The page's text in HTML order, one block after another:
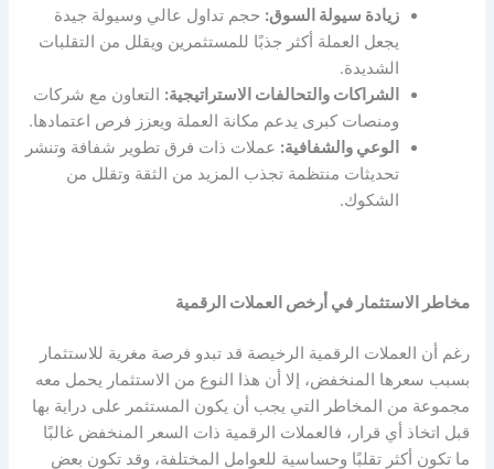
زيادة سيولة السوق:حجم تداول عالي وسيولة جيدة
يجعل العملة أكثر جذبًا للمستثمرين ويقلل من التقلبات
الشديدة.
الشراكات والتحالفات الاستراتيجية:التعاون مع شركات
ومنصات كبرى يدعم مكانة العملة ويعزز فرص اعتمادها.
الوعي والشفافية:عملات ذات فرق تطوير شفافة وتنشر
تحديثات منتظمة تجذب المزيد من الثقة وتقلل من
الشكوك.
مخاطر الاستثمار في أرخص العملات الرقمية
رغم أن العملات الرقمية الرخيصة قد تبدو فرصة مغرية للاستثمار
بسبب سعرها المنخفض، إلا أن هذا النوع من الاستثمار يحمل معه
مجموعة من المخاطر التي يجب أن يكون المستثمر على دراية بها
قبل اتخاذ أي قرار، فالعملات الرقمية ذات السعر المنخفض غالبًا
ما تكون أكثر تقلبًا وحساسية للعوامل المختلفة، وقد تكون بعض